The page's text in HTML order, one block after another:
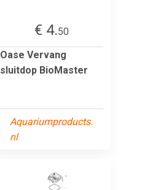
€ 4.50
Oase Vervang
sluitdop BioMaster
Aquariumproducts.
nl